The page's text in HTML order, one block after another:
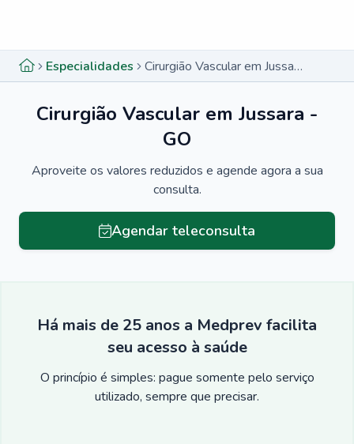
Especialidades Cirurgião Vascular em Jussara - GO
Cirurgião Vascular em Jussara -
GO
Aproveite os valores reduzidos e agende agora a sua
consulta.
Agendar teleconsulta
Há mais de 25 anos a Medprev facilita
seu acesso à saúde
O princípio é simples: pague somente pelo serviço
utilizado, sempre que precisar.